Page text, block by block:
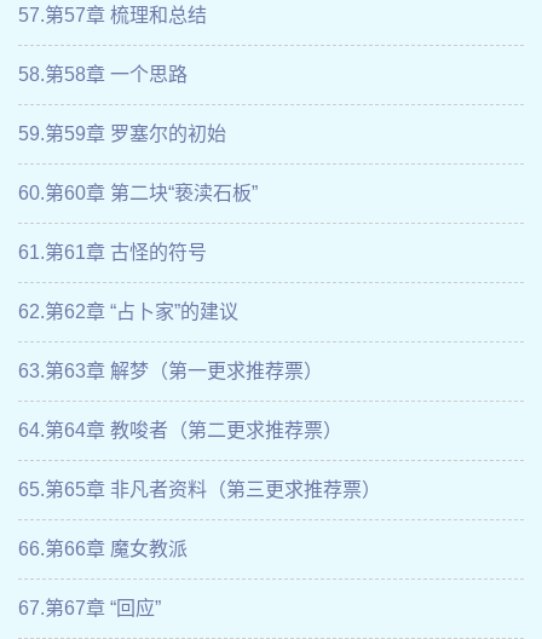
57.第57章 梳理和总结
58.第58章 一个思路
59.第59章 罗塞尔的初始
60.第60章 第二块“亵渎石板”
61.第61章 古怪的符号
62.第62章 “占卜家”的建议
63.第63章 解梦（第一更求推荐票）
64.第64章 教唆者（第二更求推荐票）
65.第65章 非凡者资料（第三更求推荐票）
66.第66章 魔女教派
67.第67章 “回应”